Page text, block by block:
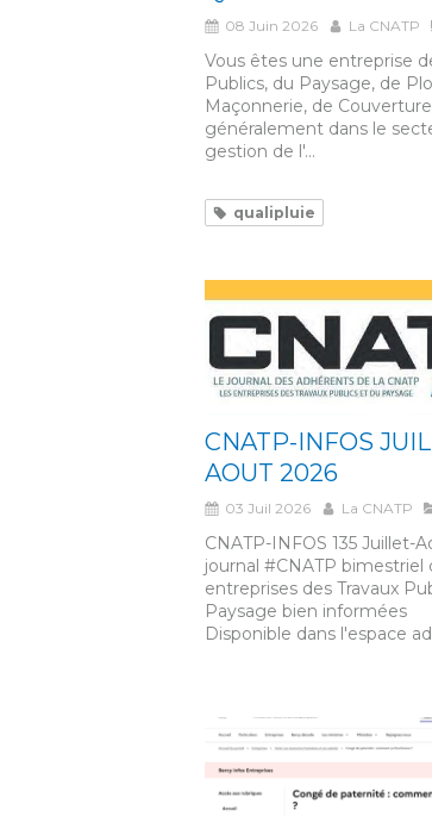
08 Juin 2026 La CNATP
Vous êtes une entreprise
Publics, du Paysage, de
Maçonnerie, de
généralement dans le
gestion de l'...
qualipluie
CNATP-INFOS
AOUT 2026
03 Juil 2026 La CNATP
CNATP-INFOS 135 Juillet-
journal #CNATP bimestriel
entreprises des Travaux
Paysage bien informées
Disponible dans l'espace